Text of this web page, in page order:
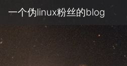
一个伪linux粉丝的blog